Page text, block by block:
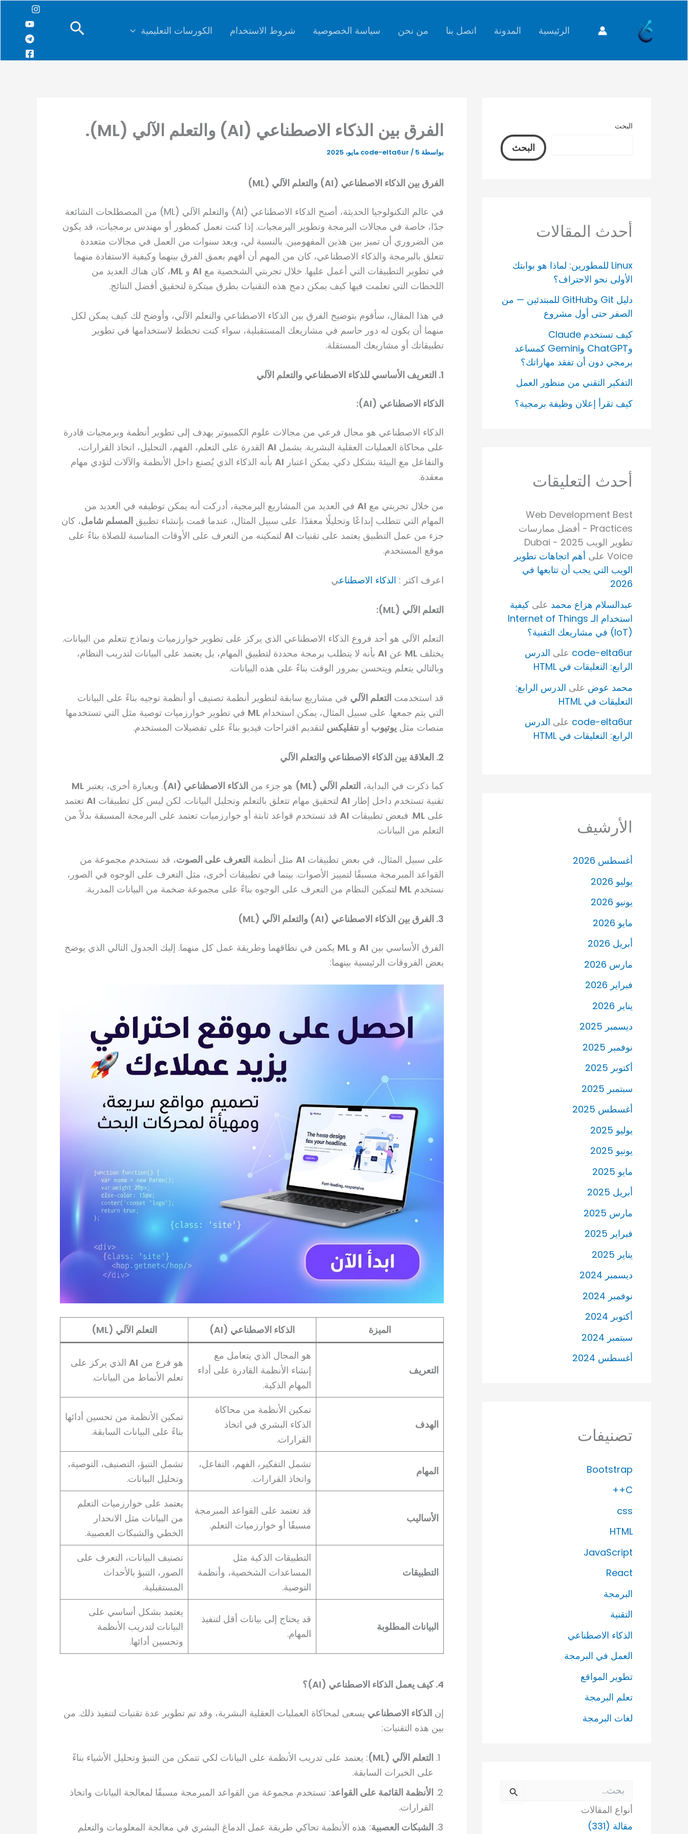
الرئيسية المدونة اتصل بنا من نحن سياسة الخصوصية شروط الاستخدام الكورسات التعليمية البحث
البحث
البحث
أحدث المقالات
Linux للمطورين: لماذا هو بوابتك
الأولى نحو الاحتراف؟
دليل Git وGitHub للمبتدئين — من
الصفر حتى أول مشروع
كيف تستخدم Claude
وChatGPT وGemini كمساعد
برمجي دون أن تفقد مهاراتك؟
التفكير التقني من منظور العمل
كيف تقرأ إعلان وظيفة برمجية؟
أحدث التعليقات
Web Development Best
Practices - أفضل ممارسات
تطوير الويب 2025 - Dubai
Voice على أهم اتجاهات تطوير
الويب التي يجب أن تتابعها في
2026
عبدالسلام هزاع محمد على كيفية
استخدام الـ Internet of Things
(IoT) في مشاريعك التقنية؟
code-elta6ur على الدرس
الرابع: التعليقات في HTML
محمد عوض على الدرس الرابع:
التعليقات في HTML
code-elta6ur على الدرس
الرابع: التعليقات في HTML
الأرشيف
أغسطس 2026
يوليو 2026
يونيو 2026
مايو 2026
أبريل 2026
مارس 2026
فبراير 2026
يناير 2026
ديسمبر 2025
نوفمبر 2025
أكتوبر 2025
سبتمبر 2025
أغسطس 2025
يوليو 2025
يونيو 2025
مايو 2025
أبريل 2025
مارس 2025
فبراير 2025
يناير 2025
ديسمبر 2024
نوفمبر 2024
أكتوبر 2024
سبتمبر 2024
أغسطس 2024
تصنيفات
Bootstrap
C++
css
HTML
JavaScript
React
البرمجة
التقنية
الذكاء الاصطناعي
العمل في البرمجة
تطوير المواقع
تعلم البرمجة
لغات البرمجة
ب
ث
أنواع المقالات
مقالة (331)
الفرق بين الذكاء الاصطناعي (AI) والتعلم الآلي (ML).
بواسطة code-elta6ur / 5 مايو، 2025
الفرق بين الذكاء الاصطناعي (AI) والتعلم الآلي (ML)
في عالم التكنولوجيا الحديثة، أصبح الذكاء الاصطناعي (AI) والتعلم الآلي (ML) من المصطلحات الشائعة
جدًا، خاصة في مجالات البرمجة وتطوير البرمجيات. إذا كنت تعمل كمطور أو مهندس برمجيات، قد يكون
من الضروري أن تميز بين هذين المفهومين. بالنسبة لي، وبعد سنوات من العمل في مجالات متعددة
تتعلق بالبرمجة والذكاء الاصطناعي، كان من المهم أن أفهم بعمق الفرق بينهما وكيفية الاستفادة منهما
في تطوير التطبيقات التي أعمل عليها. خلال تجربتي الشخصية مع AI و ML، كان هناك العديد من
اللحظات التي تعلمت فيها كيف يمكن دمج هذه التقنيات بطرق مبتكرة لتحقيق أفضل النتائج.
في هذا المقال، سأقوم بتوضيح الفرق بين الذكاء الاصطناعي والتعلم الآلي، وأوضح لك كيف يمكن لكل
منهما أن يكون له دور حاسم في مشاريعك المستقبلية، سواء كنت تخطط لاستخدامها في تطوير
تطبيقاتك أو مشاريعك المستقلة.
1. التعريف الأساسي للذكاء الاصطناعي والتعلم الآلي
الذكاء الاصطناعي (AI):
الذكاء الاصطناعي هو مجال فرعي من مجالات علوم الكمبيوتر يهدف إلى تطوير أنظمة وبرمجيات قادرة
على محاكاة العمليات العقلية البشرية. يشمل AI القدرة على التعلم، الفهم، التحليل، اتخاذ القرارات،
والتفاعل مع البيئة بشكل ذكي. يمكن اعتبار AI بأنه الذكاء الذي يُصنع داخل الأنظمة والآلات لتؤدي مهام
معقدة.
من خلال تجربتي مع AI في العديد من المشاريع البرمجية، أدركت أنه يمكن توظيفه في العديد من
المهام التي تتطلب إبداعًا وتحليلًا معقدًا. على سبيل المثال، عندما قمت بإنشاء تطبيق المسلم شامل، كان
جزء من عمل التطبيق يعتمد على تقنيات AI لتمكينه من التعرف على الأوقات المناسبة للصلاة بناءً على
موقع المستخدم.
اعرف اكثر : الذكاء الاصطناعي
التعلم الآلي (ML):
التعلم الآلي هو أحد فروع الذكاء الاصطناعي الذي يركز على تطوير خوارزميات ونماذج تتعلم من البيانات.
يختلف ML عن AI بأنه لا يتطلب برمجة محددة لتطبيق المهام، بل يعتمد على البيانات لتدريب النظام،
وبالتالي يتعلم ويتحسن بمرور الوقت بناءً على هذه البيانات.
قد استخدمت التعلم الآلي في مشاريع سابقة لتطوير أنظمة تصنيف أو أنظمة توجيه بناءً على البيانات
التي يتم جمعها. على سبيل المثال، يمكن استخدام ML في تطوير خوارزميات توصية مثل التي تستخدمها
منصات مثل يوتيوب أو نتفليكس لتقديم اقتراحات فيديو بناءً على تفضيلات المستخدم.
2. العلاقة بين الذكاء الاصطناعي والتعلم الآلي
كما ذكرت في البداية، التعلم الآلي (ML) هو جزء من الذكاء الاصطناعي (AI) . وبعبارة أخرى، يعتبر ML
تقنية تستخدم داخل إطار AI لتحقيق مهام تتعلق بالتعلم وتحليل البيانات. لكن ليس كل تطبيقات AI تعتمد
على ML. فبعض تطبيقات AI قد تستخدم قواعد ثابتة أو خوارزميات تعتمد على البرمجة المسبقة بدلاً من
التعلم من البيانات.
على سبيل المثال، في بعض تطبيقات AI مثل أنظمة التعرف على الصوت، قد نستخدم مجموعة من
القواعد المبرمجة مسبقًا لتمييز الأصوات. بينما في تطبيقات أخرى، مثل التعرف على الوجوه في الصور،
نستخدم ML لتمكين النظام من التعرف على الوجوه بناءً على مجموعة ضخمة من البيانات المدربة.
3. الفرق بين الذكاء الاصطناعي (AI) والتعلم الآلي (ML)
الفرق الأساسي بين AI و ML يكمن في نطاقهما وطريقة عمل كل منهما. إليك الجدول التالي الذي يوضح
بعض الفروقات الرئيسية بينهما:
الميزة الذكاء الاصطناعي (AI) التعلم الآلي (ML)
التعريف
هو المجال الذي يتعامل مع
إنشاء الأنظمة القادرة على أداء
المهام الذكية.
هو فرع من AI الذي يركز على
تعلم الأنماط من البيانات.
الهدف
تمكين الأنظمة من محاكاة
الذكاء البشري في اتخاذ
القرارات.
تمكين الأنظمة من تحسين أدائها
بناءً على البيانات السابقة.
المهام
تشمل التفكير، الفهم، التفاعل،
واتخاذ القرارات.
تشمل التنبؤ، التصنيف، التوصية،
وتحليل البيانات.
الأساليب
قد تعتمد على القواعد المبرمجة
مسبقًا أو خوارزميات التعلم.
يعتمد على خوارزميات التعلم
من البيانات مثل الانحدار
الخطي والشبكات العصبية.
التطبيقات
التطبيقات الذكية مثل
المساعدات الشخصية، وأنظمة
التوصية.
تصنيف البيانات، التعرف على
الصور، التنبؤ بالأحداث
المستقبلية.
البيانات المطلوبة
قد يحتاج إلى بيانات أقل لتنفيذ
المهام.
يعتمد بشكل أساسي على
البيانات لتدريب الأنظمة
وتحسين أدائها.
4. كيف يعمل الذكاء الاصطناعي (AI)؟
إن الذكاء الاصطناعي يسعى لمحاكاة العمليات العقلية البشرية، وقد تم تطوير عدة تقنيات لتنفيذ ذلك. من
بين هذه التقنيات:
التعلم الآلي (ML)
: يعتمد على تدريب الأنظمة على البيانات لكي تتمكن من التنبؤ وتحليل الأشياء بناءً
على الخبرات السابقة.
الأنظمة القائمة على القواعد: تستخدم مجموعة من القواعد المبرمجة مسبقًا لمعالجة البيانات واتخاذ
القرارات.
الشبكات العصبية: هذه الأنظمة تحاكي طريقة عمل الدماغ البشري في معالجة المعلومات والتعلم